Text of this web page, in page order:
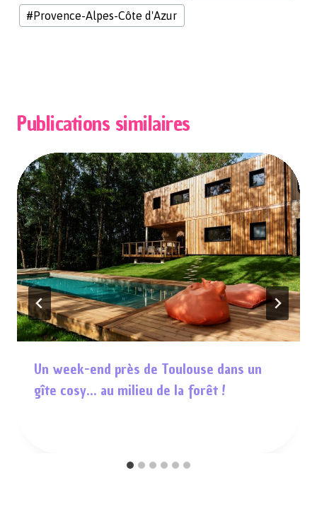
la
publication :
#Provence-Alpes-Côte d'Azur
Publications similaires
Un week-end près de Toulouse dans un
gîte cosy… au milieu de la forêt !